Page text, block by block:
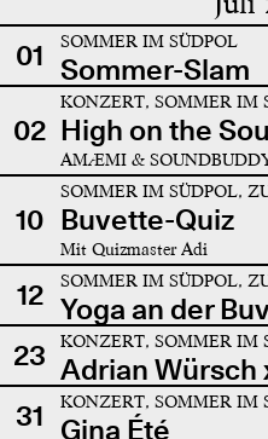
01 SOMMER IM SÜDPOL
Sommer-Slam
02
KONZERT, SOMMER IM
High on the
AMÆMI &
10
SOMMER IM SÜDPOL,
Buvette-Quiz
Mit Quizmaster Adi
12 SOMMER IM SÜDPOL,
Yoga an der
23
KONZERT, SOMMER IM
Adrian Würsch
31
KONZERT, SOMMER IM
Gina Été